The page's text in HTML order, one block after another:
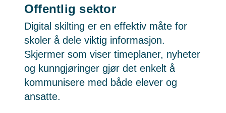
Offentlig sektor
Digital skilting er en effektiv måte for
skoler å dele viktig informasjon.
Skjermer som viser timeplaner, nyheter
og kunngjøringer gjør det enkelt å
kommunisere med både elever og
ansatte.